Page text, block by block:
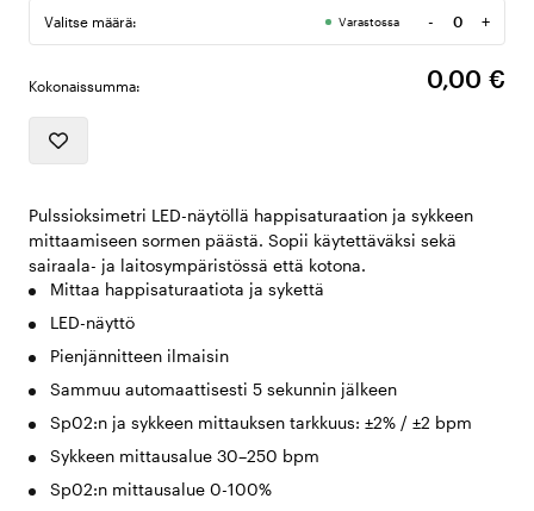
Valitse määrä: Varastossa -
Määrä
+
Kokonaissumma: 0,00 €
Pulssioksimetri LED-näytöllä happisaturaation ja sykkeen
mittaamiseen sormen päästä. Sopii käytettäväksi sekä
sairaala- ja laitosympäristössä että kotona.
Mittaa happisaturaatiota ja sykettä
LED-näyttö
Pienjännitteen ilmaisin
Sammuu automaattisesti 5 sekunnin jälkeen
Sp02:n ja sykkeen mittauksen tarkkuus: ±2% / ±2 bpm
Sykkeen mittausalue 30–250 bpm
Sp02:n mittausalue 0-100%